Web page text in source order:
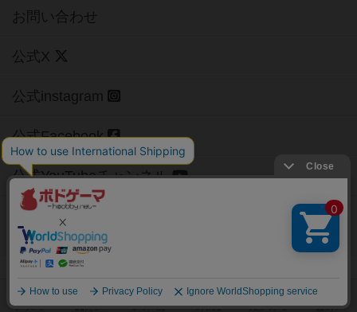
お問い合わせ
公式X
公式instagram
公式Facebook
公式YouTubeチャンネル